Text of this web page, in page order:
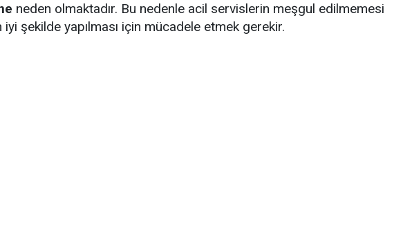
neden olmaktadır. Bu nedenle acil servislerin meşgul edilmemesi
şekilde yapılması için mücadele etmek gerekir.